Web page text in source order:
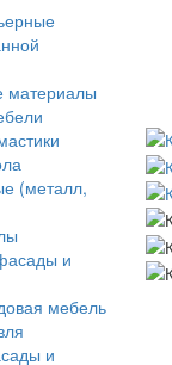
материалы
(металл,
и
мебель
и